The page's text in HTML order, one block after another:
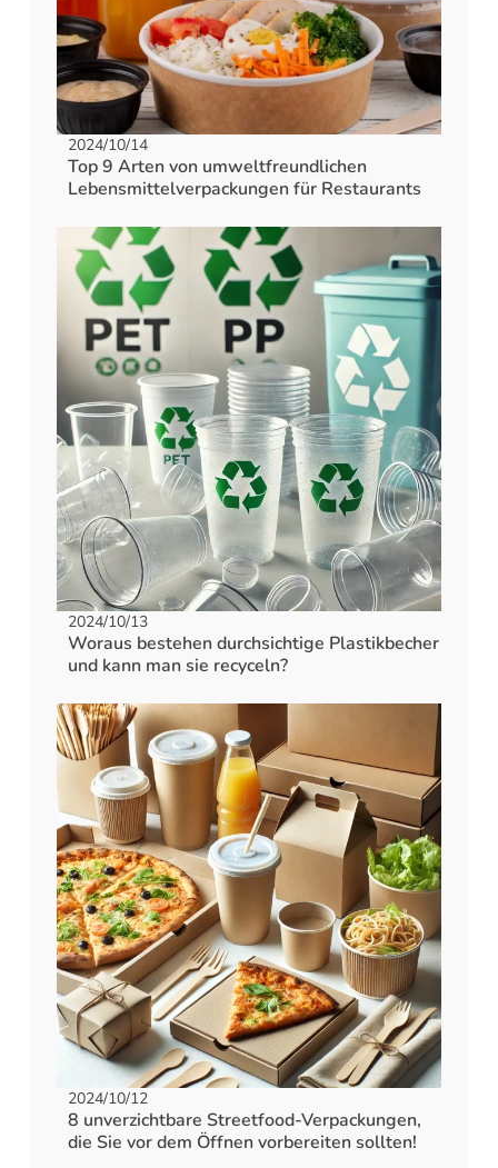
2024/10/14
Top 9 Arten von umweltfreundlichen
Lebensmittelverpackungen für Restaurants
2024/10/13
Woraus bestehen durchsichtige Plastikbecher
und kann man sie recyceln?
2024/10/12
8 unverzichtbare Streetfood-Verpackungen,
die Sie vor dem Öffnen vorbereiten sollten!